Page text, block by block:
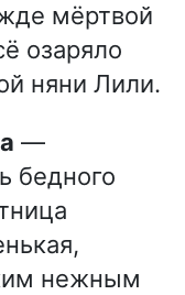
мёртвой
озаряло
няни Лили.
—
бедного
нежным